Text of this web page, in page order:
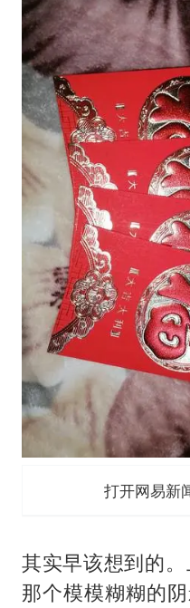
打开网易新
其实早该想到的
那个模模糊糊的